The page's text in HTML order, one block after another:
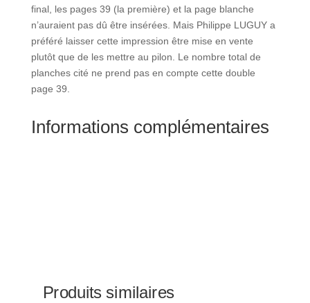
final, les pages 39 (la première) et la page blanche
n’auraient pas dû être insérées. Mais Philippe LUGUY a
préféré laisser cette impression être mise en vente
plutôt que de les mettre au pilon. Le nombre total de
planches cité ne prend pas en compte cette double
page 39.
Informations complémentaires
Produits similaires